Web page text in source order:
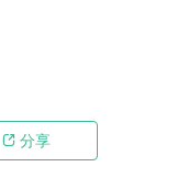
 分享